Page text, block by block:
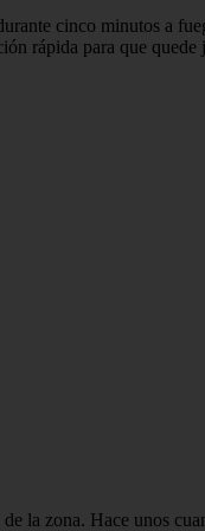
cinco minutos a
rápida para que quede
la zona. Hace unos